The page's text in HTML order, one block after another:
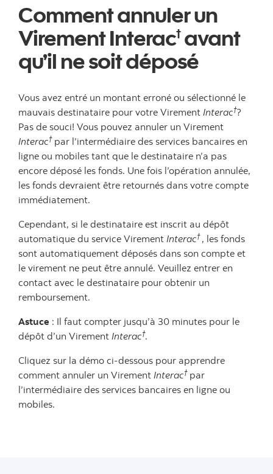
Comment annuler un
Virement Interac†avant
qu’il ne soit déposé
Vous avez entré un montant erroné ou sélectionné le
mauvais destinataire pour votre Virement Interac†?
Pas de souci! Vous pouvez annuler un Virement
Interac†par l’intermédiaire des services bancaires en
ligne ou mobiles tant que le destinataire n’a pas
encore déposé les fonds. Une fois l’opération annulée,
les fonds devraient être retournés dans votre compte
immédiatement.
Cependant, si le destinataire est inscrit au dépôt
automatique du service Virement Interac† , les fonds
sont automatiquement déposés dans son compte et
le virement ne peut être annulé. Veuillez entrer en
contact avec le destinataire pour obtenir un
remboursement.
Astuce : Il faut compter jusqu’à 30 minutes pour le
dépôt d’un Virement Interac†.
Cliquez sur la démo ci-dessous pour apprendre
comment annuler un Virement Interac†par
l’intermédiaire des services bancaires en ligne ou
mobiles.